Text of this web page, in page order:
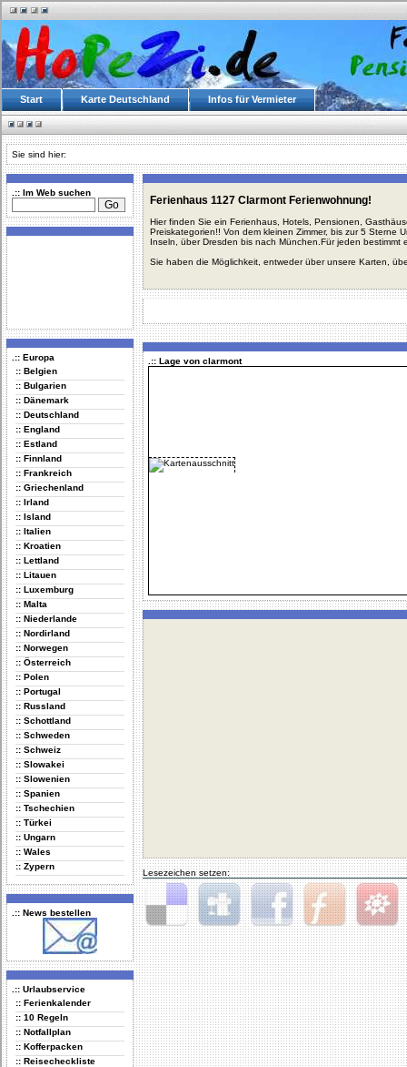
Start Karte Deutschland Infos für Vermieter
Sie sind hier:
.:: Im Web suchen
.:: Europa
:: Belgien
:: Bulgarien
:: Dänemark
:: Deutschland
:: England
:: Estland
:: Finnland
:: Frankreich
:: Griechenland
:: Irland
:: Island
:: Italien
:: Kroatien
:: Lettland
:: Litauen
:: Luxemburg
:: Malta
:: Niederlande
:: Nordirland
:: Norwegen
:: Österreich
:: Polen
:: Portugal
:: Russland
:: Schottland
:: Schweden
:: Schweiz
:: Slowakei
:: Slowenien
:: Spanien
:: Tschechien
:: Türkei
:: Ungarn
:: Wales
:: Zypern
.:: News bestellen
.:: Urlaubservice
:: Ferienkalender
:: 10 Regeln
:: Notfallplan
:: Kofferpacken
:: Reisecheckliste
Ferienhaus 1127 Clarmont Ferienwohnung!
Hier finden Sie ein Ferienhaus, Hotels, Pensionen,
Preiskategorien!! Von dem kleinen Zimmer, bis zur 5 Sterne
Inseln, über Dresden bis nach München.Für jeden bestimmt
Sie haben die Möglichkeit, entweder über unsere Karten,
.:: Lage von clarmont
Lesezeichen setzen:
Delicious Digg Facebook Furl StudiVZ